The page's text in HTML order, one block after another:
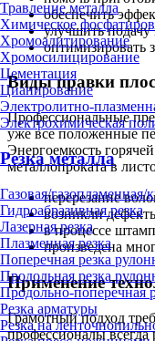
Травление металла
Химическое
Хромоалитирование
Хромосилицирование
Цементация
Цианирование
Электролитно-
Электрохимическая
Резка металла
Газовая/газопламенная/
Гидроабразивная резка
Лазерная резка
Плазменная резка
Поперечная резка
Продольная резка
Продольно-поперечная
Резка арматуры
Резка на
обеспечить
улучшить
оптимизировать
Виды правки
Профессиональные
уже все положенные
Энергоемкость
металлопроката в
перерезание
возникли
в процессе
произведена
Применение
Грамотный подход
профессионалы всегда